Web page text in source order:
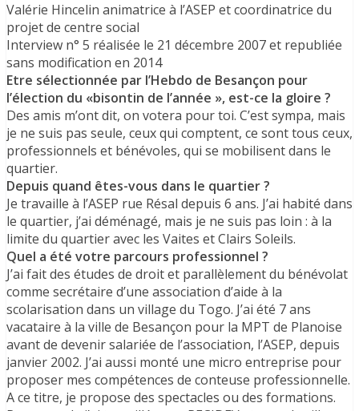
Valérie Hincelin animatrice à l’ASEP et coordinatrice du
projet de centre social
Interview n° 5 réalisée le 21 décembre 2007 et republiée
sans modification en 2014
Etre sélectionnée par l’Hebdo de Besançon pour
l’élection du «bisontin de l’année », est-ce la gloire ?
Des amis m’ont dit, on votera pour toi. C’est sympa, mais
je ne suis pas seule, ceux qui comptent, ce sont tous ceux,
professionnels et bénévoles, qui se mobilisent dans le
quartier.
Depuis quand êtes-vous dans le quartier ?
Je travaille à l’ASEP rue Résal depuis 6 ans. J’ai habité dans
le quartier, j’ai déménagé, mais je ne suis pas loin : à la
limite du quartier avec les Vaites et Clairs Soleils.
Quel a été votre parcours professionnel ?
J’ai fait des études de droit et parallèlement du bénévolat
comme secrétaire d’une association d’aide à la
scolarisation dans un village du Togo. J’ai été 7 ans
vacataire à la ville de Besançon pour la MPT de Planoise
avant de devenir salariée de l’association, l’ASEP, depuis
janvier 2002. J’ai aussi monté une micro entreprise pour
proposer mes compétences de conteuse professionnelle.
A ce titre, je propose des spectacles ou des formations.